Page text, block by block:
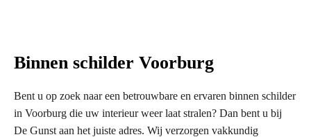
Binnen schilder Voorburg
Bent u op zoek naar een betrouwbare en ervaren binnen schilder
in Voorburg die uw interieur weer laat stralen? Dan bent u bij
De Gunst aan het juiste adres. Wij verzorgen vakkundig